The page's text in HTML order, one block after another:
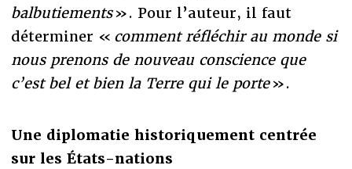
balbutiements». Pour l’auteur, il faut
déterminer « comment réfléchir au monde si
nous prenons de nouveau conscience que
c’est bel et bien la Terre qui le porte».
Une diplomatie historiquement centrée
sur les États-nations